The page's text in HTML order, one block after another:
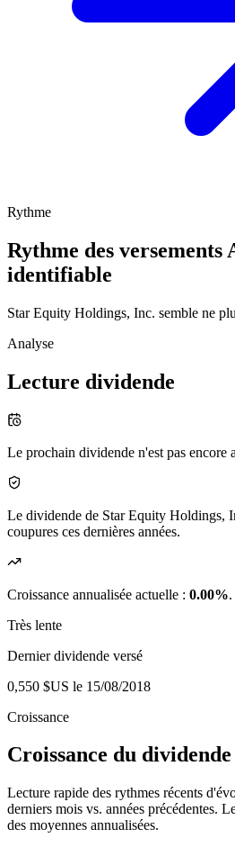
Rythme
Rythme des versements
identifiable
Star Equity Holdings, Inc. semble ne
Analyse
Lecture dividende
Le prochain dividende n'est pas encore
Le dividende de Star Equity Holdings,
coupures ces dernières années.
Croissance annualisée actuelle : 0.00%.
Très lente
Dernier dividende versé
0,550 $US le 15/08/2018
Croissance
Croissance du dividende
Lecture rapide des rythmes récents
derniers mois vs. années précédentes.
des moyennes annualisées.